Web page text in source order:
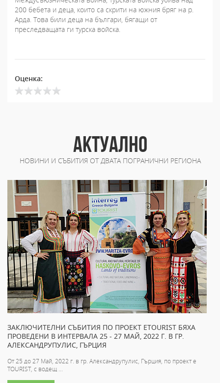
200 бебета и деца, които са скрити на южния бряг на р.
Арда. Това били деца на българи, бягащи от
преследващата ги турска войска.
Оценка:
АКТУАЛНО
НОВИНИ И СЪБИТИЯ ОТ ДВАТА ПОГРАНИЧНИ РЕГИОНА
ЗАКЛЮЧИТЕЛНИ СЪБИТИЯ ПО ПРОЕКТ ETOURIST БЯХА
ПРОВЕДЕНИ В ИНТЕРВАЛА 25 - 27 МАЙ, 2022 Г. В ГР.
АЛЕКСАНДРУПУЛИС, ГЪРЦИЯ
От 25 до 27 Май, 2022 г. в гр. Александрупулис, Гърция, по проект e
TOURIST, с водещ ...